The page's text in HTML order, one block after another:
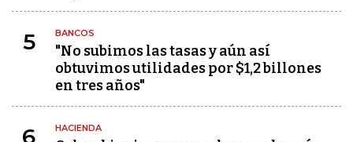
5 BANCOS
"No subimos las tasas y aún así
obtuvimos utilidades por $1,2 billones
en tres años"
6 HACIENDA